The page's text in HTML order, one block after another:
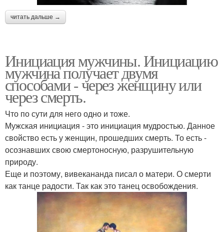
читать дальше →
Инициация мужчины. Инициацию
мужчина получает двумя
способами - через женщину или
через смерть.
Что по сути для него одно и тоже.
Мужская инициация - это инициация мудростью. Данное
свойство есть у женщин, прошедших смерть. То есть -
осознавших свою смертоносную, разрушительную
природу.
Еще и поэтому, вивекананда писал о матери. О смерти
как танце радости. Так как это танец освобождения.